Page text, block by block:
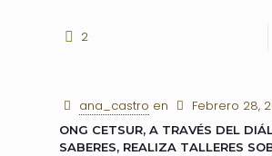
2
ana_castro en Febrero 28,
ONG CETSUR, A TRAVÉS DEL
SABERES, REALIZA TALLERES